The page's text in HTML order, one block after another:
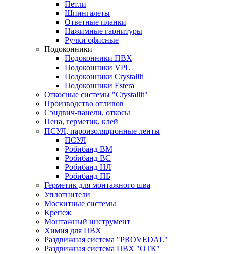
Петли
Шпингалеты
Ответные планки
Нажимные гарнитуры
Ручки офисные
Подоконники
Подоконники ПВХ
Подоконники VPL
Подоконники Crystallit
Подоконники Estera
Откосные системы "Crystallit"
Производство отливов
Сэндвич-панели, откосы
Пена, герметик, клей
ПСУЛ, пароизоляционные ленты
ПСУЛ
Робибанд ВМ
Робибанд ВС
Робибанд НЛ
Робибанд ПБ
Герметик для монтажного шва
Уплотнители
Москитные системы
Крепеж
Монтажный инструмент
Химия для ПВХ
Раздвижная система "PROVEDAL"
Раздвижная система ПВХ "ОТК"